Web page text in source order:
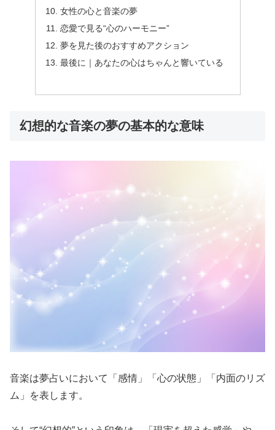
女性の心と音楽の夢
恋愛で見る“心のハーモニー”
夢を見た後のおすすめアクション
最後に｜あなたの心はちゃんと響いている
幻想的な音楽の夢の基本的な意味
音楽は夢占いにおいて「感情」「心の状態」「内面のリズ
ム」を表します。